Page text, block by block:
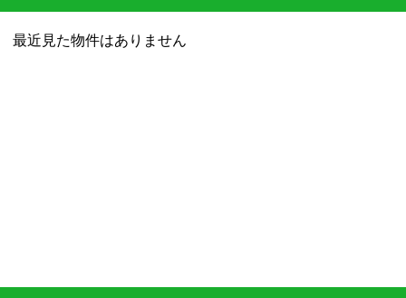
最近見た物件はありません